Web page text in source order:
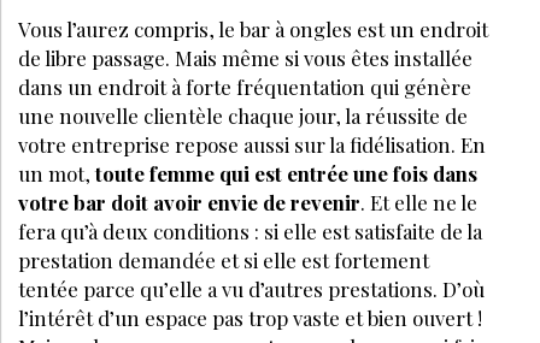
Vous l’aurez compris, le bar à ongles est un endroit
de libre passage. Mais même si vous êtes installée
dans un endroit à forte fréquentation qui génère
une nouvelle clientèle chaque jour, la réussite de
votre entreprise repose aussi sur la fidélisation. En
un mot,toute femme qui est entrée une fois dans
votre bar doit avoir envie de revenir. Et elle ne le
fera qu’à deux conditions : si elle est satisfaite de la
prestation demandée et si elle est fortement
tentée parce qu’elle a vu d’autres prestations. D’où
l’intérêt d’un espace pas trop vaste et bien ouvert !